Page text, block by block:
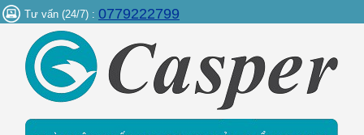
Tư vấn (24/7) : 0779222799